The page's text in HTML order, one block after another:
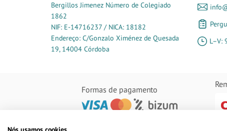
Bergillos Jimenez Número de Colegiado
1862
NIF: E-14716237 / NICA: 18182
Endereço: C/Gonzalo Ximénez de Quesada
19, 14004 Córdoba
L–V:
Formas de pagamento